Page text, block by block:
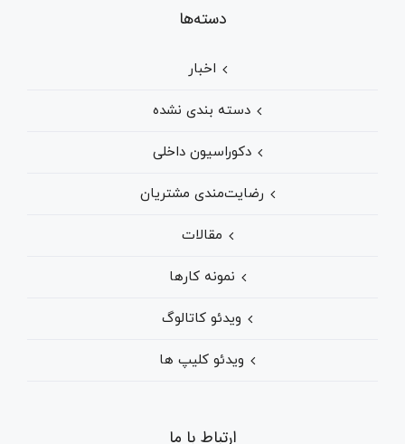
دسته‌ها
اخبار
دسته بندی نشده
دکوراسیون داخلی
رضایت‌مندی مشتریان
مقالات
نمونه کارها
ویدئو کاتالوگ
ویدئو کلیپ ها